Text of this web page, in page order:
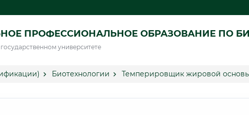
ПРОФЕССИОНАЛЬНОЕ ОБРАЗОВАНИЕ ПО
университете
Биотехнологии Темперировщик жировой